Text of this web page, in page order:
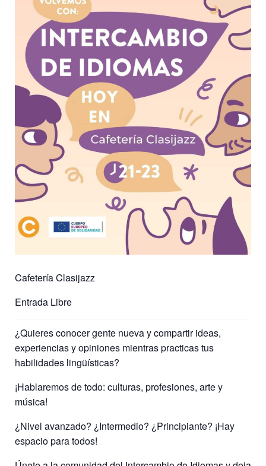
Cafetería Clasijazz
Entrada Libre
¿Quieres conocer gente nueva y compartir ideas,
experiencias y opiniones mientras practicas tus
habilidades lingüísticas?
¡Hablaremos de todo: culturas, profesiones, arte y
música!
¿Nivel avanzado? ¿Intermedio? ¿Principiante? ¡Hay
espacio para todos!